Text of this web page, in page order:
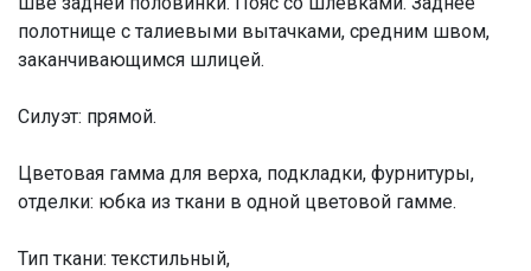
полотнище с талиевыми вытачками, средним швом,
заканчивающимся шлицей.
Силуэт: прямой.
Цветовая гамма для верха, подкладки, фурнитуры,
отделки: юбка из ткани в одной цветовой гамме.
Тип ткани: текстильный,